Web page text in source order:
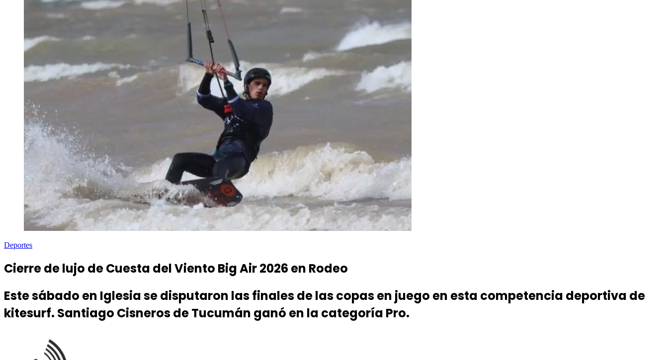
Deportes
Cierre de lujo de Cuesta del Viento Big Air 2026 en Rodeo
Este sábado en Iglesia se disputaron las finales de las copas en juego en esta competencia deportiva de
kitesurf. Santiago Cisneros de Tucumán ganó en la categoría Pro.